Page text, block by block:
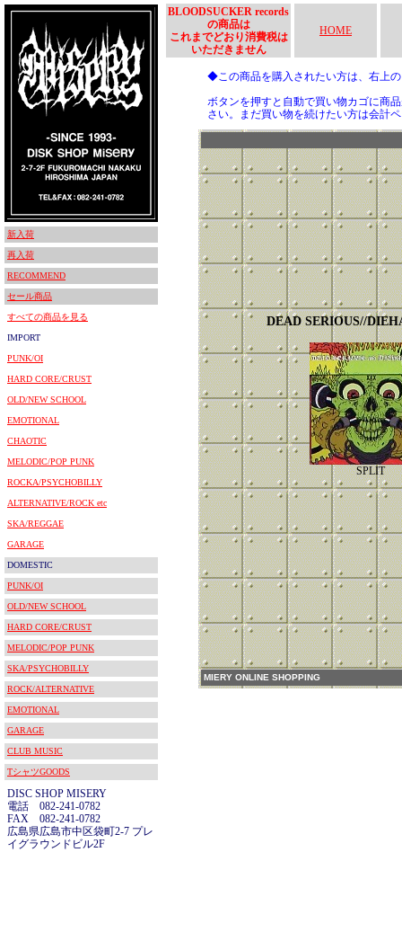
新入荷
再入荷
RECOMMEND
セール商品
すべての商品を見る
IMPORT
PUNK/OI
HARD CORE/CRUST
OLD/NEW SCHOOL
EMOTIONAL
CHAOTIC
MELODIC/POP PUNK
ROCKA/PSYCHOBILLY
ALTERNATIVE/ROCK etc
SKA/REGGAE
GARAGE
DOMESTIC
PUNK/OI
OLD/NEW SCHOOL
HARD CORE/CRUST
MELODIC/POP PUNK
SKA/PSYCHOBILLY
ROCK/ALTERNATIVE
EMOTIONAL
GARAGE
CLUB MUSIC
TシャツGOODS
DISC SHOP MISERY
電話 082-241-0782
FAX 082-241-0782
広島県広島市中区袋町2-7 プレ
イグラウンドビル2F
BLOODSUCKER records
の商品は
これまでどおり消費税は
いただきません
HOME
◆この商品を購入されたい方は、右上
ボタンを押すと自動で買い物カゴに商
さい。まだ買い物を続けたい方は会計
DEAD SERIOUS//
SPLIT
MIERY ONLINE SHOPPING